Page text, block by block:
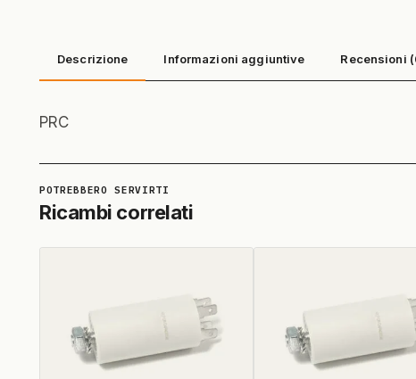
Descrizione Informazioni aggiuntive Recensioni
PRC
Ricambi correlati